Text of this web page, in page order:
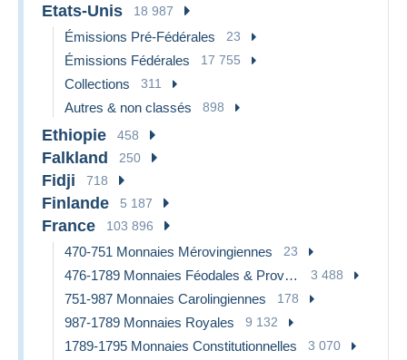
Etats-Unis 18 987
Émissions Pré-Fédérales 23
Émissions Fédérales 17 755
Collections 311
Autres & non classés 898
Ethiopie 458
Falkland 250
Fidji 718
Finlande 5 187
France 103 896
470-751 Monnaies Mérovingiennes 23
476-1789 Monnaies Féodales & Provinciales 3 488
751-987 Monnaies Carolingiennes 178
987-1789 Monnaies Royales 9 132
1789-1795 Monnaies Constitutionnelles 3 070